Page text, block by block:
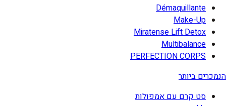
Démaquillante
Make-Up
Miratense Lift Detox
Multibalance
PERFECTION CORPS
הנמכרים ביותר
סט קרם עם אמפולות